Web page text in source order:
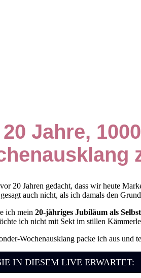
20 Jahre,
20 Jahren gedacht, dass wir heute
auch nicht, als ich damals den
ich mein 20-jähriges Jubiläum als
ich nicht mit Sekt im stillen
Wochenausklang packe ich aus und
IN DIESEM LIVE ERWARTET: